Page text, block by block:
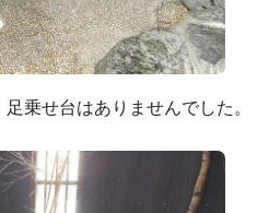
乗せ台はありませんでした。